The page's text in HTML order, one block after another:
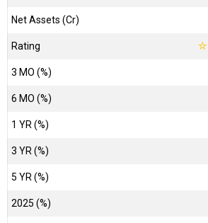
Net Assets (Cr)
Rating ☆
3 MO (%)
6 MO (%)
1 YR (%)
3 YR (%)
5 YR (%)
2025 (%)